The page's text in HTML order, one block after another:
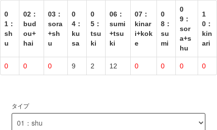
0
1：
sh
u
02：
bud
ou+
hai
03：
sora
+sh
u
0
4：
ku
sa
0
5：
tsu
ki
06：
sumi
+tsu
ki
07：
kinar
i+kok
e
0
8：
su
mi
0
9：
sor
a+s
hu
1
0：
kin
ari
0 0 0 9 2 12 0 0 0 0
タイプ